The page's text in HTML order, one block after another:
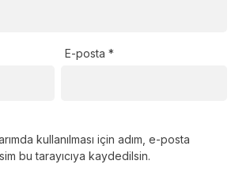
E-posta*
kullanılması için adım, e-posta
bu tarayıcıya kaydedilsin.